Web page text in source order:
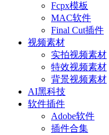
Fcpx模板
MAC软件
Final Cut插件
视频素材
实拍视频素材
特效视频素材
背景视频素材
AI黑科技
软件插件
Adobe软件
插件合集